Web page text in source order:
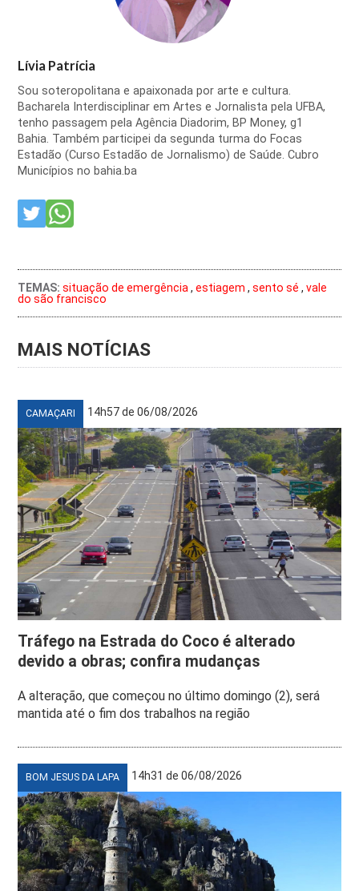
Lívia Patrícia
Sou soteropolitana e apaixonada por arte e cultura.
Bacharela Interdisciplinar em Artes e Jornalista pela UFBA,
tenho passagem pela Agência Diadorim, BP Money, g1
Bahia. Também participei da segunda turma do Focas
Estadão (Curso Estadão de Jornalismo) de Saúde. Cubro
Municípios no bahia.ba
TEMAS: situação de emergência,estiagem ,sento sé ,vale
do são francisco
MAIS NOTÍCIAS
CAMAÇARI 14h57 de 06/08/2026
Tráfego na Estrada do Coco é alterado
devido a obras; confira mudanças
A alteração, que começou no último domingo (2), será
mantida até o fim dos trabalhos na região
BOM JESUS DA LAPA 14h31 de 06/08/2026